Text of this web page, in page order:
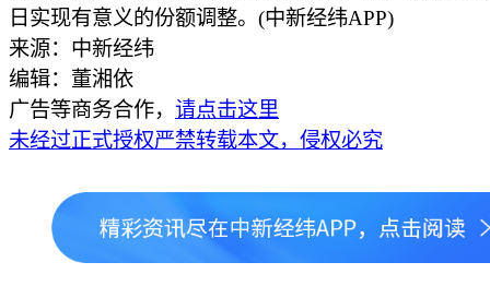
日实现有意义的份额调整。(中新经纬APP)
来源：中新经纬
编辑：董湘依
广告等商务合作， 请点击这里
未经过正式授权严禁转载本文，侵权必究